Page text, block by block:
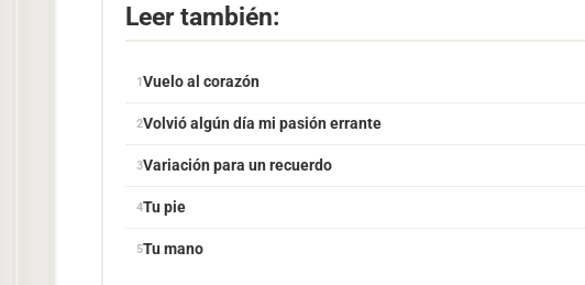
Leer también:
Vuelo al corazón
Volvió algún día mi pasión errante
Variación para un recuerdo
Tu pie
Tu mano